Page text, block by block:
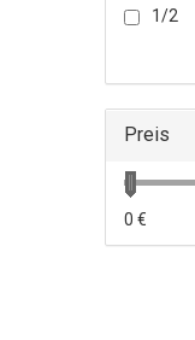
1/2
Preis
0 €